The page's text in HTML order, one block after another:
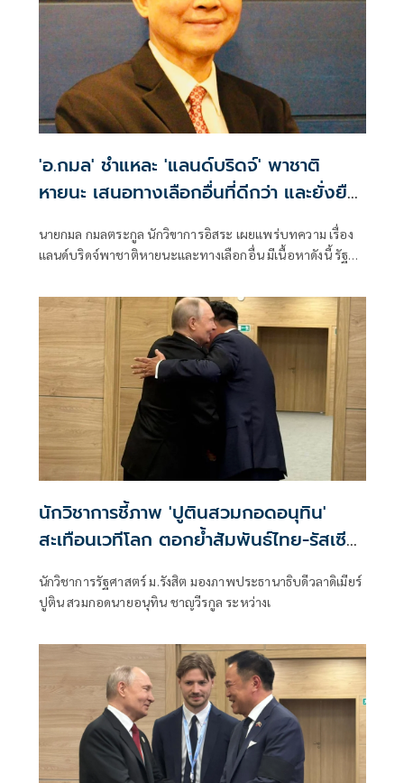
'อ.กมล' ชำแหละ 'แลนด์บริดจ์' พาชาติ
หายนะ เสนอทางเลือกอื่นที่ดีกว่า และยั่งยืน
นายกมล กมลตระกูล นักวิขาการอิสระ เผยแพร่บทความ เรื่อง
แลนด์บริดจ์พาชาติหายนะและทางเลือกอื่น มีเนื้อหาดังนี้ รัฐ
ที่จะได้รับผลกระทบโดยตรง
นักวิชาการชี้ภาพ 'ปูตินสวมกอดอนุทิน'
สะเทือนเวทีโลก ตอกย้ำสัมพันธ์ไทย-รัสเซีย
นักวิชาการรัฐศาสตร์ ม.รังสิต มองภาพประธานาธิบดีวลาดิเมียร์
ปูติน สวมกอดนายอนุทิน ชาญวีรกูล ระหว่างเ